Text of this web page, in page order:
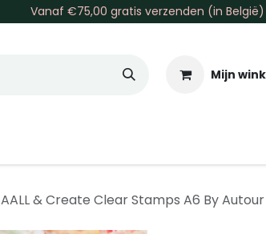
Vanaf €75,00 gratis verzenden (in België)
Mijn
AALL & Create Clear Stamps A6 By